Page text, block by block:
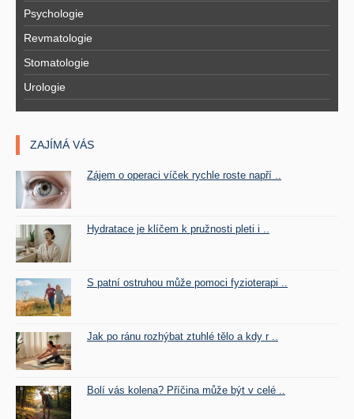
Psychologie
Revmatologie
Stomatologie
Urologie
ZAJÍMÁ VÁS
Zájem o operaci víček rychle roste napří ..
Hydratace je klíčem k pružnosti pleti i ..
S patní ostruhou může pomoci fyzioterapi ..
Jak po ránu rozhýbat ztuhlé tělo a kdy r ..
Bolí vás kolena? Příčina může být v celé ..